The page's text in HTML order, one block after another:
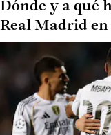
Dónde y a qué
Real Madrid